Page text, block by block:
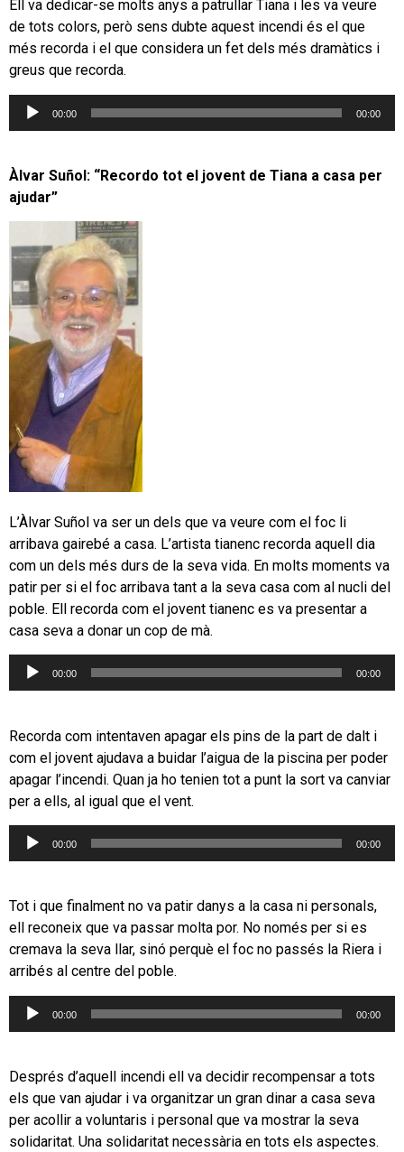
Ell va dedicar-se molts anys a patrullar Tiana i les va veure
de tots colors, però sens dubte aquest incendi és el que
més recorda i el que considera un fet dels més dramàtics i
greus que recorda.
Reproductor
00:00 00:00
Àlvar Suñol: “Recordo tot el jovent de Tiana a casa per
ajudar”
L’Àlvar Suñol va ser un dels que va veure com el foc li
arribava gairebé a casa. L’artista tianenc recorda aquell dia
com un dels més durs de la seva vida. En molts moments va
patir per si el foc arribava tant a la seva casa com al nucli del
poble. Ell recorda com el jovent tianenc es va presentar a
casa seva a donar un cop de mà.
Reproductor
00:00 00:00
Recorda com intentaven apagar els pins de la part de dalt i
com el jovent ajudava a buidar l’aigua de la piscina per poder
apagar l’incendi. Quan ja ho tenien tot a punt la sort va canviar
per a ells, al igual que el vent.
Reproductor
00:00 00:00
Tot i que finalment no va patir danys a la casa ni personals,
ell reconeix que va passar molta por. No només per si es
cremava la seva llar, sinó perquè el foc no passés la Riera i
arribés al centre del poble.
Reproductor
00:00 00:00
Després d’aquell incendi ell va decidir recompensar a tots
els que van ajudar i va organitzar un gran dinar a casa seva
per acollir a voluntaris i personal que va mostrar la seva
solidaritat. Una solidaritat necessària en tots els aspectes.